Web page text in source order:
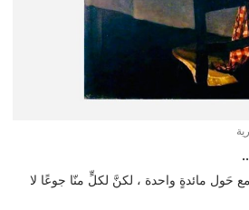
حَول مائدةٍ واحدة ، لكنَّ لكلٍّ منّا جوعًا لا